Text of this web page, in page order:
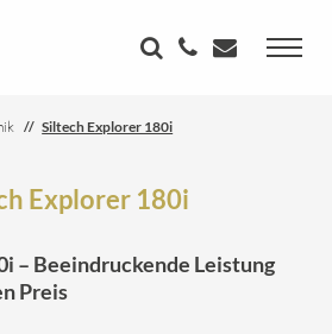
Siltech Explorer 180i
Explorer 180i
– Beeindruckende Leistung
Preis